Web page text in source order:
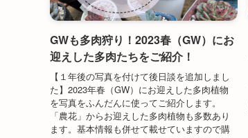
GWも多肉狩り！2023春（GW）にお
迎えした多肉たちをご紹介！
【１年後の写真を付けて後日談を追加しまし
た】2023年春（GW）にお迎えした多肉植物
を写真をふんだんに使ってご紹介します。
「農花」からお迎えした多肉植物も多数あり
ます。基本情報も併せて載せていますので購